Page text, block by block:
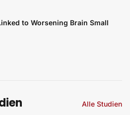
to Worsening Brain Small
Alle Studien